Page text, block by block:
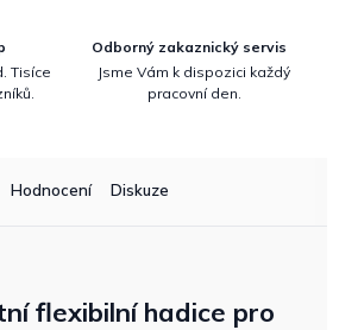
Tisíce
Odborný zakaznický servis
Jsme Vám k dispozici každý
pracovní den.
Hodnocení Diskuze
flexibilní hadice pro